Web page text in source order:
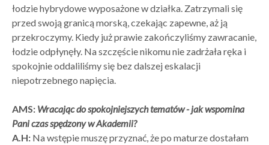
łodzie hybrydowe wyposażone w działka. Zatrzymali się
przed swoją granicą morską, czekając zapewne, aż ją
przekroczymy. Kiedy już prawie zakończyliśmy zawracanie,
łodzie odpłynęły. Na szczęście nikomu nie zadrżała ręka i
spokojnie oddaliliśmy się bez dalszej eskalacji
niepotrzebnego napięcia.
AMS: Wracając do spokojniejszych tematów - jak wspomina
Pani czas spędzony w Akademii?
A.H: Na wstępie muszę przyznać, że po maturze dostałam